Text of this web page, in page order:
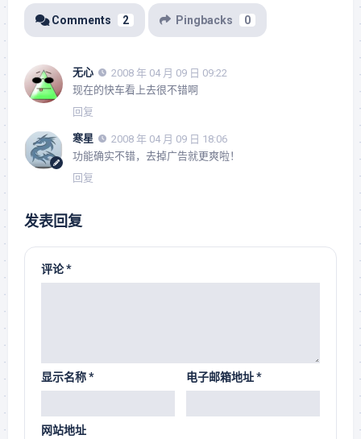
Comments 2 Pingbacks 0
无心
2008 年 04 月 09 日 09:22
现在的快车看上去很不错啊
回复
寒星
2008 年 04 月 09 日 18:06
功能确实不错，去掉广告就更爽啦！
回复
发表回复
评论*
显示名称* 电子邮箱地址*
网站地址